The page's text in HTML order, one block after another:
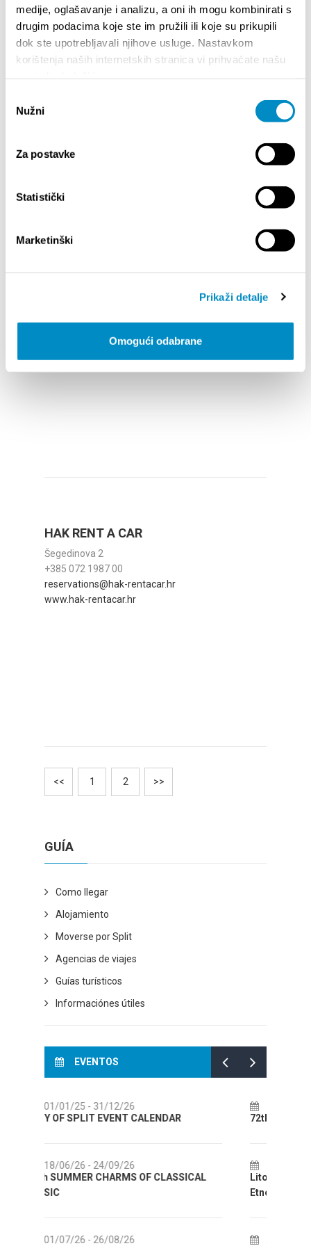
medije, oglašavanje i analizu, a oni ih mogu kombinirati s
drugim podacima koje ste im pružili ili koje su prikupili
dok ste upotrebljavali njihove usluge. Nastavkom
korištenja naših internetskih stranica vi prihvaćate našu
pristanka
Nužni
Za postavke
Statistički
Marketinški
Prikaži detalje
Omogući odabrane
+385 99 382 4783
www.enterprise.com/en/home.html
www.enterprise.com/en/car-rental-
locations/hr/split.html
HAK RENT A CAR
Šegedinova 2
+385 072 1987 00
reservations@hak-rentacar.hr
www.hak-rentacar.hr
<< 1 2 >>
GUÍA
Como llegar
Alojamiento
Moverse por Split
Agencias de viajes
Guías turísticos
Informaciónes útiles
EVENTOS
14/07/26- 14/08/26
72th SPLIT SUMMER FESTIVAL
18/07/26- 31/08/26
Lito po domaću! - promotivna akcija
22/07/26- 27/09/26